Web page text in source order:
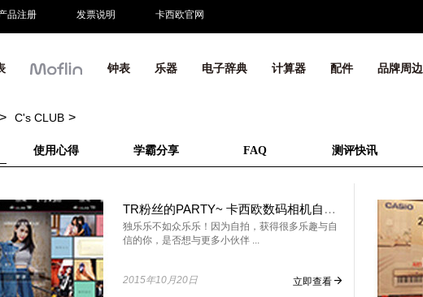
品注册 发票说明 卡西欧官网
钟表 乐器 电子辞典 计算器 配件 品牌周边
C's CLUB
使用心得 学霸分享 FAQ 测评快讯
TR粉丝的PARTY~ 卡西欧数码相机自拍俱乐部上线啦！
独乐乐不如众乐乐！因为自拍，获得很多乐趣与自
信的你，是否想与更多小伙伴 ...
2015年10月20日 立即查看